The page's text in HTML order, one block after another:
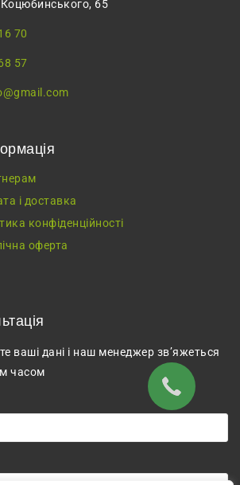
65
70
57
і доставка
конфіденційності
оферта
ваші дані і наш менеджер зв’яжеться
часом